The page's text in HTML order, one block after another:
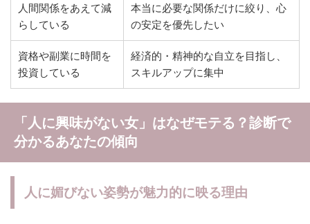
人間関係をあえて減
らしている
本当に必要な関係だけに絞り、心
の安定を優先したい
資格や副業に時間を
投資している
経済的・精神的な自立を目指し、
スキルアップに集中
「人に興味がない女」はなぜモテる？診断で
分かるあなたの傾向
人に媚びない姿勢が魅力的に映る理由